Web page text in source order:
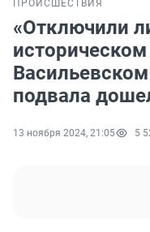
ПРОИСШЕСТВИЯ
«Отключили
подвала
13 ноября 2024, 21:05 5